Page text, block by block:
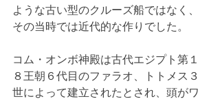
ような古い型のクルーズ船ではなく、
その当時では近代的な作りでした。
コム・オンボ神殿は古代エジプト第１
８王朝６代目のファラオ、トトメス３
世によって建立されたとされ、頭がワ